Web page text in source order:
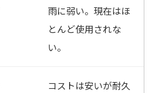
雨に弱い。現在はほ
とんど使用されな
い。
コストは安いが耐久